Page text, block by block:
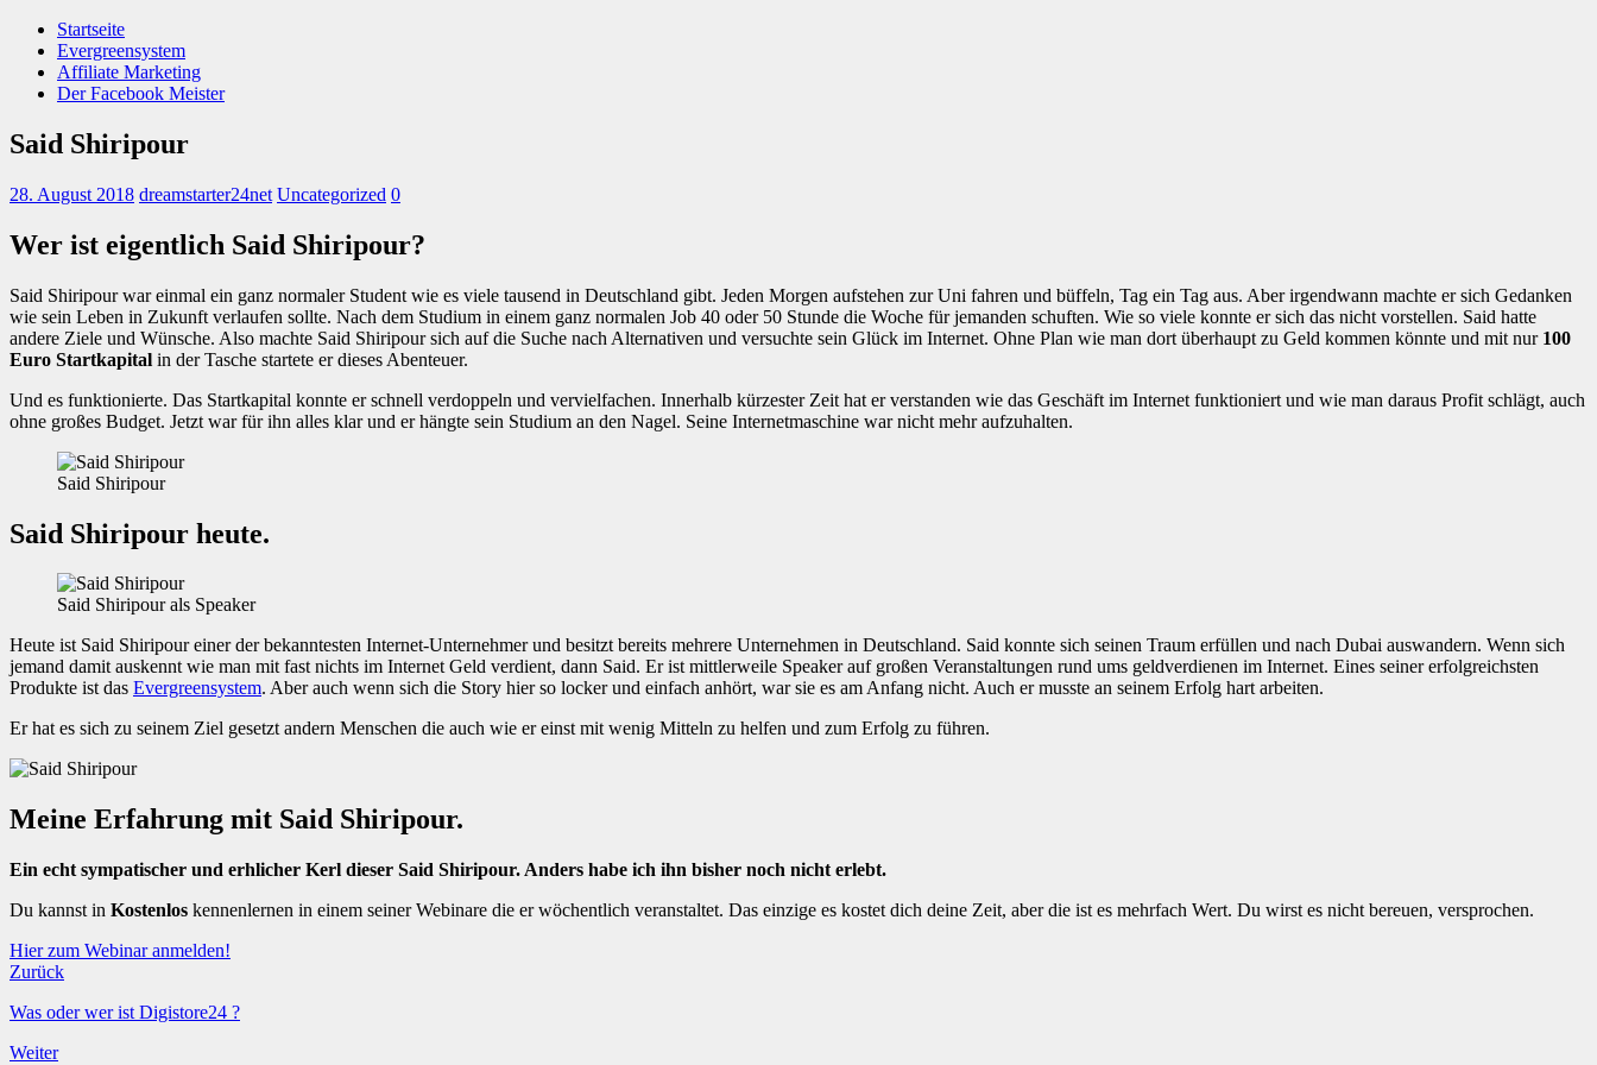
Startseite
Evergreensystem
Affiliate Marketing
Der Facebook Meister
Said Shiripour
28. August 2018 dreamstarter24net Uncategorized 0
Wer ist eigentlich Said Shiripour?
Said Shiripour war einmal ein ganz normaler Student wie es viele tausend in Deutschland gibt. Jeden Morgen aufstehen zur Uni fahren und büffeln, Tag ein Tag aus. Aber irgendwann machte er sich Gedanken
wie sein Leben in Zukunft verlaufen sollte. Nach dem Studium in einem ganz normalen Job 40 oder 50 Stunde die Woche für jemanden schuften. Wie so viele konnte er sich das nicht vorstellen. Said hatte
andere Ziele und Wünsche. Also machte Said Shiripour sich auf die Suche nach Alternativen und versuchte sein Glück im Internet. Ohne Plan wie man dort überhaupt zu Geld kommen könnte und mit nur 100
Euro Startkapital in der Tasche startete er dieses Abenteuer.
Und es funktionierte. Das Startkapital konnte er schnell verdoppeln und vervielfachen. Innerhalb kürzester Zeit hat er verstanden wie das Geschäft im Internet funktioniert und wie man daraus Profit schlägt, auch
ohne großes Budget. Jetzt war für ihn alles klar und er hängte sein Studium an den Nagel. Seine Internetmaschine war nicht mehr aufzuhalten.
Said Shiripour
Said Shiripour heute.
Said Shiripour als Speaker
Heute ist Said Shiripour einer der bekanntesten Internet-Unternehmer und besitzt bereits mehrere Unternehmen in Deutschland. Said konnte sich seinen Traum erfüllen und nach Dubai auswandern. Wenn sich
jemand damit auskennt wie man mit fast nichts im Internet Geld verdient, dann Said. Er ist mittlerweile Speaker auf großen Veranstaltungen rund ums geldverdienen im Internet. Eines seiner erfolgreichsten
Produkte ist das Evergreensystem. Aber auch wenn sich die Story hier so locker und einfach anhört, war sie es am Anfang nicht. Auch er musste an seinem Erfolg hart arbeiten.
Er hat es sich zu seinem Ziel gesetzt andern Menschen die auch wie er einst mit wenig Mitteln zu helfen und zum Erfolg zu führen.
Meine Erfahrung mit Said Shiripour.
Ein echt sympatischer und erhlicher Kerl dieser Said Shiripour. Anders habe ich ihn bisher noch nicht erlebt.
Du kannst in Kostenlos kennenlernen in einem seiner Webinare die er wöchentlich veranstaltet. Das einzige es kostet dich deine Zeit, aber die ist es mehrfach Wert. Du wirst es nicht bereuen, versprochen.
Hier zum Webinar anmelden!
Zurück
Was oder wer ist Digistore24 ?
Weiter